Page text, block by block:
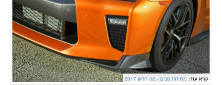
קרא עוד: מתיחת פנים - מה חדש 2017